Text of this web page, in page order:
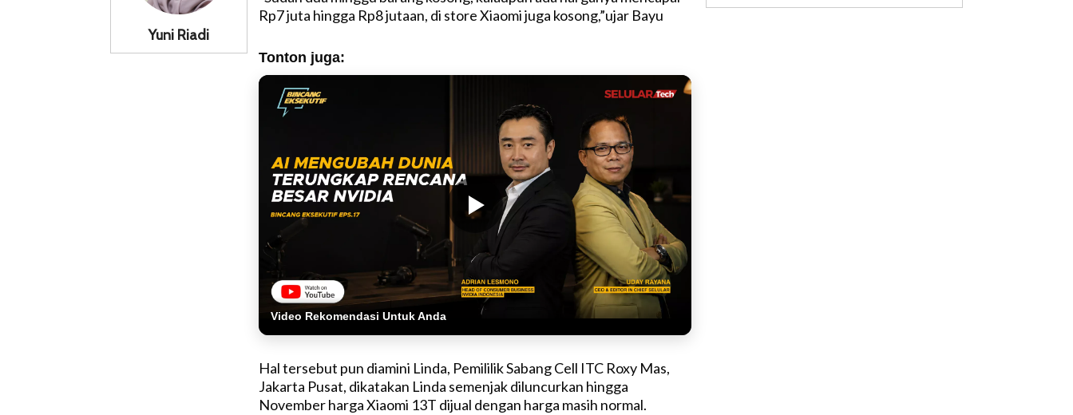
Yuni Riadi
Rp7 juta hingga Rp8 jutaan, di store Xiaomi juga kosong,”ujar Bayu
Tonton juga:
Video Rekomendasi Untuk Anda
Hal tersebut pun diamini Linda, Pemililik Sabang Cell ITC Roxy Mas,
Jakarta Pusat, dikatakan Linda semenjak diluncurkan hingga
November harga Xiaomi 13T dijual dengan harga masih normal.